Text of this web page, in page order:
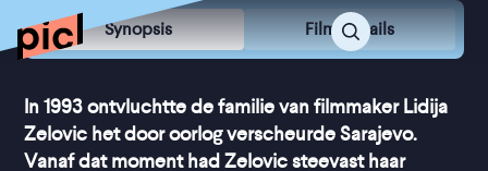
Synopsis Film Details
In 1993 ontvluchtte de familie van filmmaker Lidija
Zelovic het door oorlog verscheurde Sarajevo.
Vanaf dat moment had Zelovic steevast haar